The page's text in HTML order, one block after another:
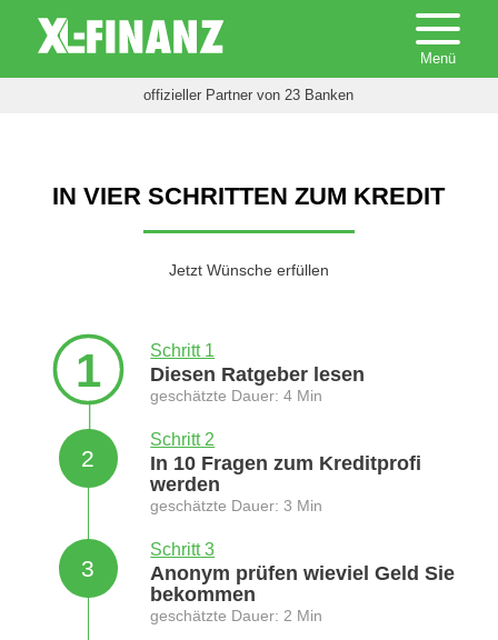
offizieller Partner von 23 Banken
IN VIER SCHRITTEN ZUM KREDIT
Jetzt Wünsche erfüllen
1 Schritt 1
Diesen Ratgeber lesen
geschätzte Dauer: 4 Min
2
Schritt 2
In 10 Fragen zum Kreditprofi
werden
geschätzte Dauer: 3 Min
3
Schritt 3
Anonym prüfen wieviel Geld Sie
bekommen
geschätzte Dauer: 2 Min